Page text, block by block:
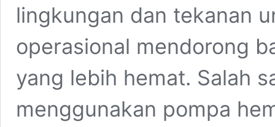
lingkungan dan tekanan
operasional mendorong
yang lebih hemat. Salah
menggunakan pompa